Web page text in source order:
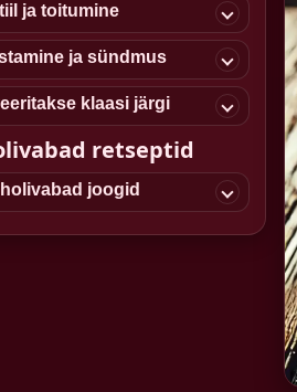
ja toitumine
ja sündmus
klaasi järgi
retseptid
joogid